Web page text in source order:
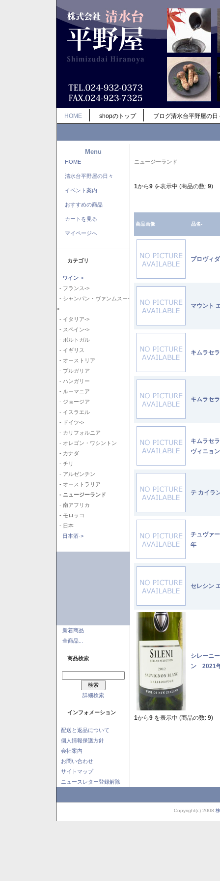
HOME shopのトップ ブログ清水台平野屋の日
Menu
HOME
清水台平野屋の日々
イベント案内
おすすめの商品
カートを見る
マイページへ
カテゴリ
ワイン->
- フランス->
- シャンパン・ヴァンムスー-
>
- イタリア->
- スペイン->
- ポルトガル
- イギリス
- オーストリア
- ブルガリア
- ハンガリー
- ルーマニア
- ジョージア
- イスラエル
- ドイツ->
- カリフォルニア
- オレゴン・ワシントン
- カナダ
- チリ
- アルゼンチン
- オーストラリア
- ニュージーランド
- 南アフリカ
- モロッコ
- 日本
日本酒->
新着商品...
全商品...
商品検索
詳細検索
インフォメーション
配送と返品について
個人情報保護方針
会社案内
お問い合わせ
サイトマップ
ニュースレター登録解除
ニュージーランド
1から9 を表示中 (商品の数: 9)
商品画像 品名-
プロヴィ
マウント
キムラセ
キムラセ
キムラセ
ヴィニョ
テ カイ
チュヴァ
年
セレシン
シレーニ
ン 2021
1から9 を表示中 (商品の数: 9)
Copyright(c) 2008